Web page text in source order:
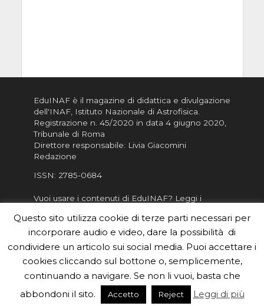
EduINAF è il magazine di didattica e divulgazione
dell'INAF, Istituto Nazionale di Astrofisica
Registrazione n. 45/2020 in data 4 giugno 2020,
Tribunale di Roma
Direttore responsabile: Livia Giacomini
Redazione
ISSN: 2785-0684
Vuoi usare i contenuti di EduINAF? Leggi i
Informativa sulla Privacy
Informatva sui Cookie
Per la rubrica de l'Astronomo risponde, per
inviarci le tue foto o i tuoi contributi, scrivici a
redazione.edu [chiocciola] inaf.it oppure
il form
Questo sito utilizza cookie di terze parti necessari per
incorporare audio e video, dare la possibilità di
condividere un articolo sui social media. Puoi accettare i
cookies cliccando sul bottone o, semplicemente,
continuando a navigare. Se non li vuoi, basta che
abbondoni il sito.
Accetto Reject Leggi di più